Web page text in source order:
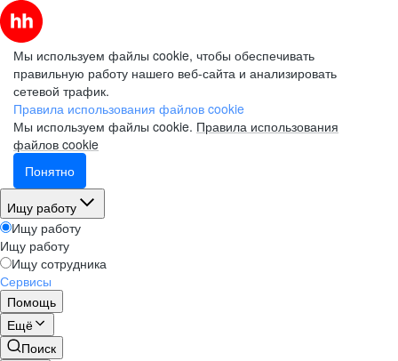
Мы используем файлы cookie, чтобы обеспечивать
правильную работу нашего веб-сайта и анализировать
сетевой трафик.
Правила использования файлов cookie
Мы используем файлы cookie. Правила использования
файлов cookie
Понятно
Ищу работу
Ищу работу
Ищу работу
Ищу сотрудника
Сервисы
Помощь
Ещё
Поиск